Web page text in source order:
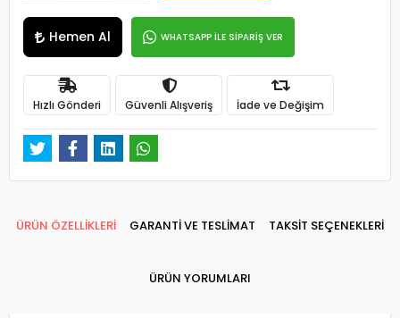
Hemen Al WHATSAPP İLE SİPARİŞ VER
Hızlı Gönderi Güvenli Alışveriş İade ve Değişim
ÜRÜN ÖZELLİKLERİ GARANTİ VE TESLİMAT TAKSİT SEÇENEKLERİ
ÜRÜN YORUMLARI